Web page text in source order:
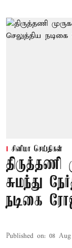
சினிமா செய்திகள்
திருத்தணி
சுமந்து
நடிகை
Published on: 08